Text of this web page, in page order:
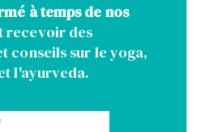
à temps de nos
recevoir des
conseils sur le yoga,
l'ayurveda.